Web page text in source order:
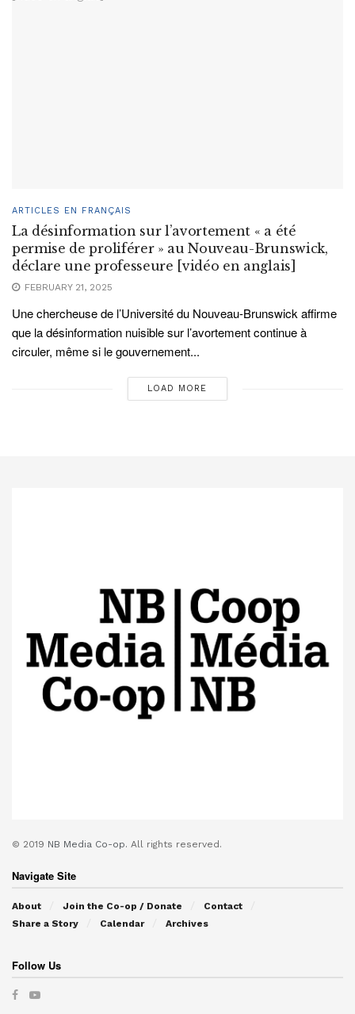
ARTICLES EN FRANÇAIS
La désinformation sur l’avortement « a été
permise de proliférer » au Nouveau-Brunswick,
déclare une professeure [vidéo en anglais]
FEBRUARY 21, 2025
Une chercheuse de l’Université du Nouveau-Brunswick affirme
que la désinformation nuisible sur l’avortement continue à
circuler, même si le gouvernement...
LOAD MORE
© 2019 NB Media Co-op. All rights reserved.
Navigate Site
About Join the Co-op / Donate
Contact
Share a Story
Calendar Archives
Follow Us